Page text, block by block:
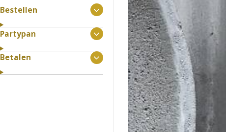
Bestellen
Partypan
Betalen